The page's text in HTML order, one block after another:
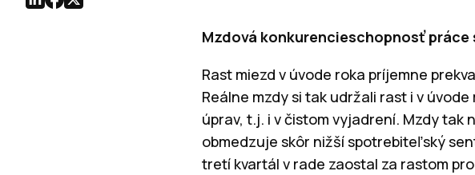
Mzdová konkurencieschopnosť práce
Rast miezd v úvode roka príjemne
Reálne mzdy si tak udržali rast i v
úprav, t.j. i v čistom vyjadrení. Mzdy
obmedzuje skôr nižší spotrebiteľský
tretí kvartál v rade zaostal za rastom